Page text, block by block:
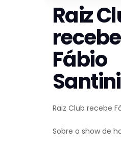
Raiz
recebe
Fábio
Raiz Club recebe
Sobre o show de